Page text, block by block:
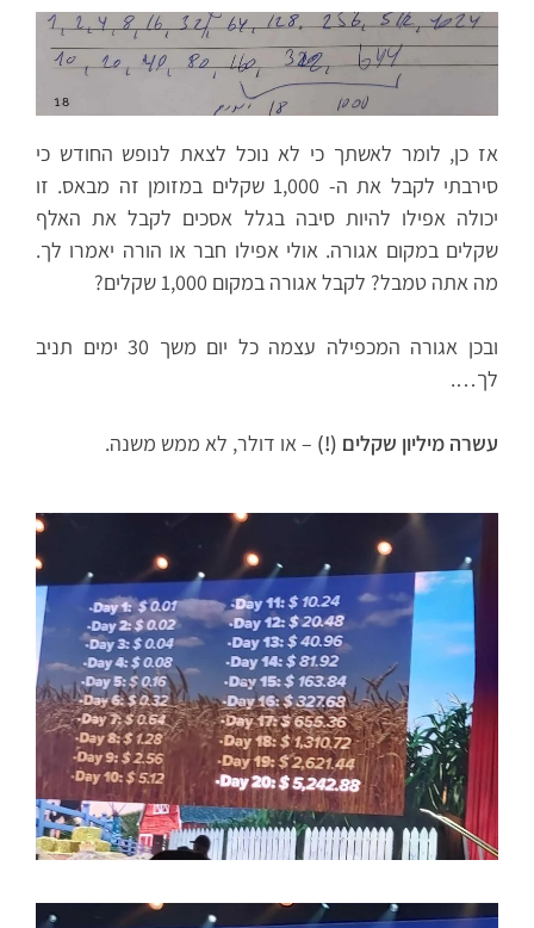
אז כן, לומר לאשתך כי לא נוכל לצאת לנופש החודש כי
סירבתי לקבל את ה- 1,000 שקלים במזומן זה מבאס. זו
יכולה אפילו להיות סיבה בגלל אסכים לקבל את האלף
שקלים במקום אגורה. אולי אפילו חבר או הורה יאמרו לך.
מה אתה טמבל? לקבל אגורה במקום 1,000 שקלים?
ובכן אגורה המכפילה עצמה כל יום משך 30 ימים תניב
לך….
עשרה מיליון שקלים (!) – או דולר, לא ממש משנה.